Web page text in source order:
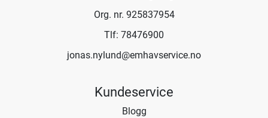
Org. nr. 925837954
Tlf: 78476900
jonas.nylund@emhavservice.no
Kundeservice
Blogg